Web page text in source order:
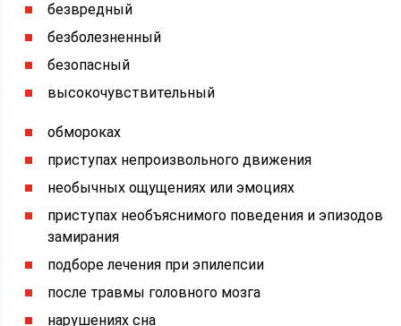
безвредный
безболезненный
безопасный
высокочувствительный
обмороках
приступах непроизвольного движения
необычных ощущениях или эмоциях
приступах необъяснимого поведения и эпизодов
замирания
подборе лечения при эпилепсии
после травмы головного мозга
нарушениях сна